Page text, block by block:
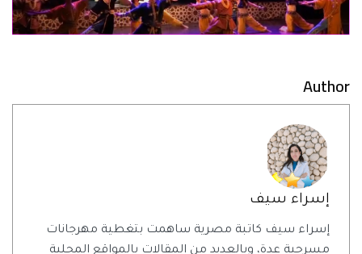
Author
إسراء سيف
إسراء سيف كاتبة مصرية ساهمت بتغطية مهرجانات
مسرحية عدة، وبالعديد من المقالات بالمواقع المحلية